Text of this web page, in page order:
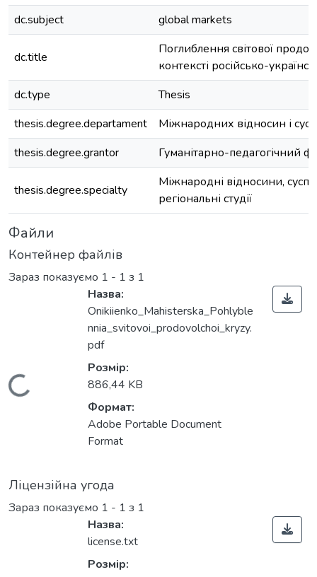
dc.subject
global markets
dc.title
Поглиблення світової
контексті російсько-
dc.type
Thesis
thesis.degree.departament
Міжнародних відносин і
thesis.degree.grantor
Гуманітарно-педагогічний
thesis.degree.specialty
Міжнародні відносини,
регіональні студії
Файли
Контейнер файлів
Зараз показуємо 1 - 1 з 1
Вантажиться...
Назва:
Onikiienko_Mahisterska_Pohlyble
nnia_svitovoi_prodovolchoi_kryzy.
pdf
Розмір:
886,44 KB
Формат:
Adobe Portable Document
Format
Ліцензійна угода
Зараз показуємо 1 - 1 з 1
Назва:
license.txt
Розмір: